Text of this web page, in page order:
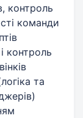
контроль
команди
контроль
та